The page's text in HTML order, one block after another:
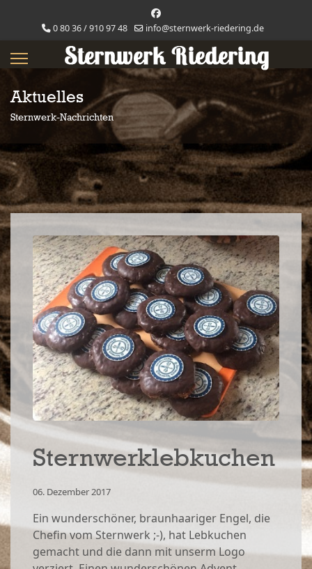
0 80 36 / 910 97 48 info@sternwerk-riedering.de
Aktuelles
Sternwerk-Nachrichten
Sternwerklebkuchen
06. Dezember 2017
Ein wunderschöner, braunhaariger Engel, die
Chefin vom Sternwerk ;-), hat Lebkuchen
gemacht und die dann mit unserm Logo